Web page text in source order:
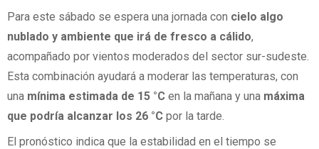
Para este sábado se espera una jornada con cielo algo
nublado y ambiente que irá de fresco a cálido,
acompañado por vientos moderados del sector sur-sudeste.
Esta combinación ayudará a moderar las temperaturas, con
una mínima estimada de 15 °C en la mañana y una máxima
que podría alcanzar los 26 °C por la tarde.
El pronóstico indica que la estabilidad en el tiempo se